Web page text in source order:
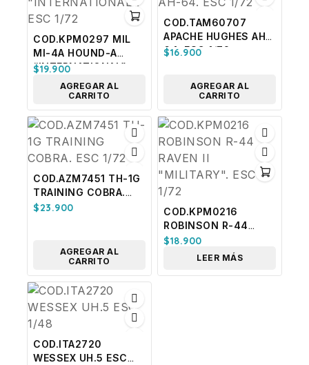
COD.KPM0297 MIL
MI-4A HOUND-A
“INTERNATIONAL”.
ESC 1/72
$19.900
AGREGAR AL
CARRITO
COD.TAM60707
APACHE HUGHES AH-
64. ESC 1/72
$16.900
AGREGAR AL
CARRITO
COD.AZM7451 TH-1G
TRAINING COBRA.
ESC 1/72
$23.900
AGREGAR AL
CARRITO
COD.KPM0216
ROBINSON R-44
RAVEN II “MILITARY”.
ESC 1/72
$18.900
LEER MÁS
COD.ITA2720
WESSEX UH.5 ESC